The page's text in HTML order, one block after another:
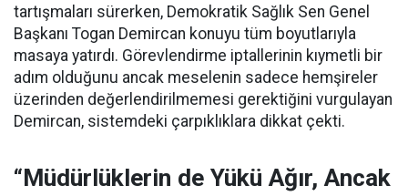
tartışmaları sürerken, Demokratik Sağlık Sen Genel
Başkanı Togan Demircan konuyu tüm boyutlarıyla
masaya yatırdı. Görevlendirme iptallerinin kıymetli bir
adım olduğunu ancak meselenin sadece hemşireler
üzerinden değerlendirilmemesi gerektiğini vurgulayan
Demircan, sistemdeki çarpıklıklara dikkat çekti.
“Müdürlüklerin de Yükü Ağır, Ancak